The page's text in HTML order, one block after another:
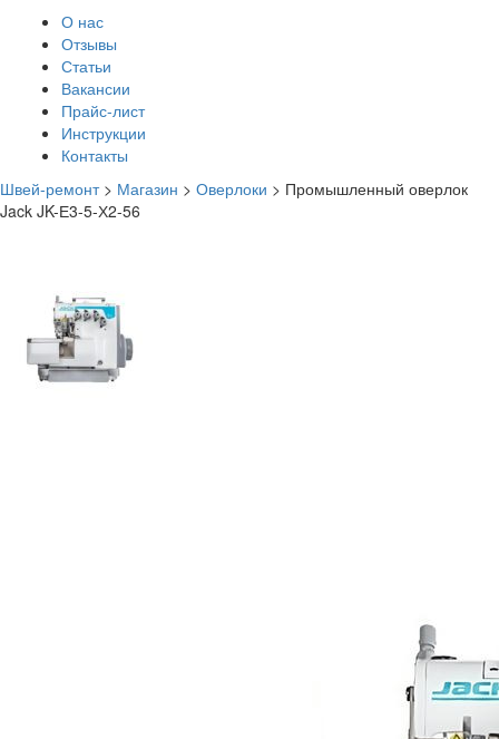
О нас
Отзывы
Статьи
Вакансии
Прайс-лист
Инструкции
Контакты
Швей-ремонт> Магазин > Оверлоки > Промышленный оверлок
Jack JK-Е3-5-Х2-56